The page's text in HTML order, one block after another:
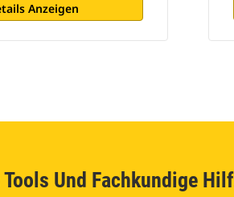
Anzeigen
Und Fachkundige